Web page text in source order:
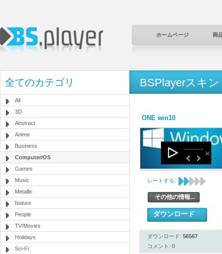
ホームページ 商
全てのカテゴリ
All
3D
Abstract
Anime
Business
Computer/OS
Games
Music
Metallic
Nature
People
TV/Movies
Holidays
Sci-Fi
BSPlayerスキン
ONE win10
レートする:
その他の情報...
ダウンロード
ダウンロード: 56567
コメント: 0